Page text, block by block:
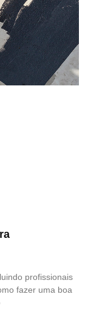
profissionais
fazer uma boa